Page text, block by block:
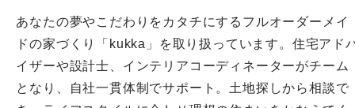
あなたの夢やこだわりをカタチにするフルオーダーメイ
ドの家づくり「kukka」を取り扱っています。住宅アド
イザーや設計士、インテリアコーディネーターがチーム
となり、自社一貫体制でサポート。土地探しから相談で